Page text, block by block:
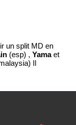
un split MD en
(esp) , Yamaet
Il